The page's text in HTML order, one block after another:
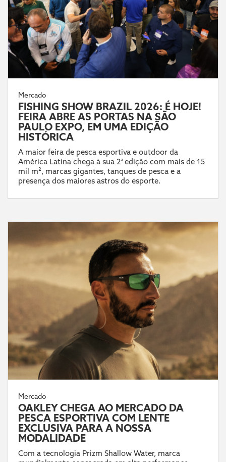
Mercado
FISHING SHOW BRAZIL 2026: É HOJE!
FEIRA ABRE AS PORTAS NA SÃO
PAULO EXPO, EM UMA EDIÇÃO
HISTÓRICA
A maior feira de pesca esportiva e outdoor da
América Latina chega à sua 2ª edição com mais de 15
mil m², marcas gigantes, tanques de pesca e a
presença dos maiores astros do esporte.
Mercado
OAKLEY CHEGA AO MERCADO DA
PESCA ESPORTIVA COM LENTE
EXCLUSIVA PARA A NOSSA
MODALIDADE
Com a tecnologia Prizm Shallow Water, marca